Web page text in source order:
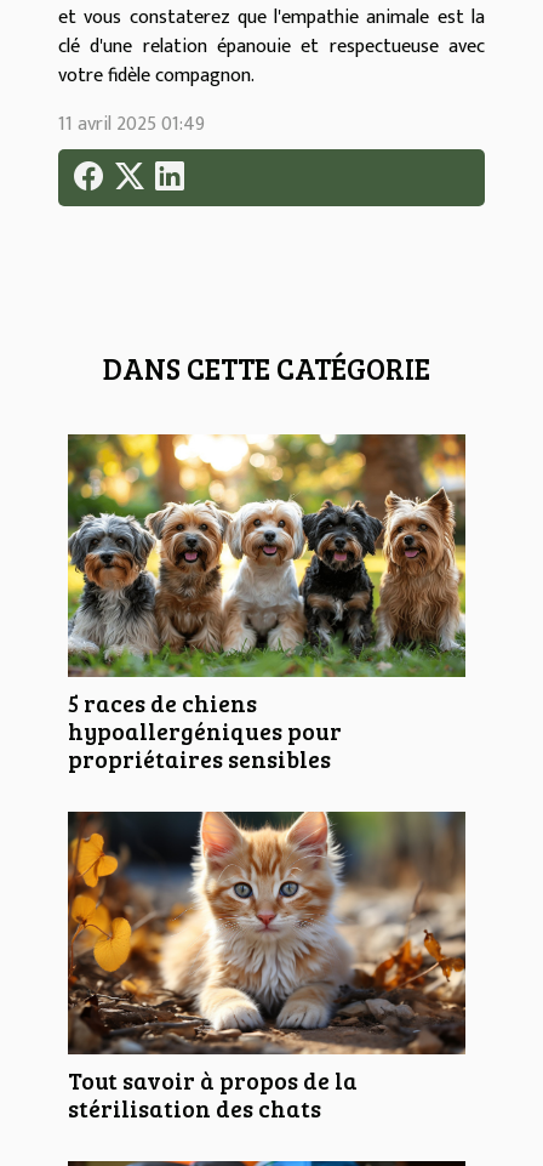
et vous constaterez que l'empathie animale est la
clé d'une relation épanouie et respectueuse avec
votre fidèle compagnon.
11 avril 2025 01:49
DANS CETTE CATÉGORIE
5 races de chiens
hypoallergéniques pour
propriétaires sensibles
Tout savoir à propos de la
stérilisation des chats